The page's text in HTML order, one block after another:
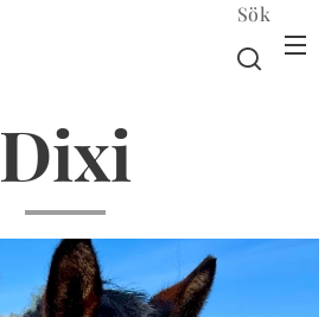
Sök
Dixi